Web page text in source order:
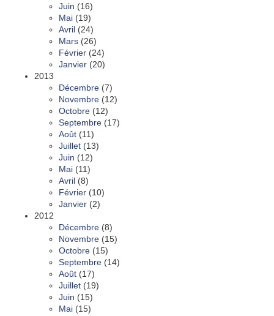
Juin (16)
Mai (19)
Avril (24)
Mars (26)
Février (24)
Janvier (20)
2013
Décembre (7)
Novembre (12)
Octobre (12)
Septembre (17)
Août (11)
Juillet (13)
Juin (12)
Mai (11)
Avril (8)
Février (10)
Janvier (2)
2012
Décembre (8)
Novembre (15)
Octobre (15)
Septembre (14)
Août (17)
Juillet (19)
Juin (15)
Mai (15)